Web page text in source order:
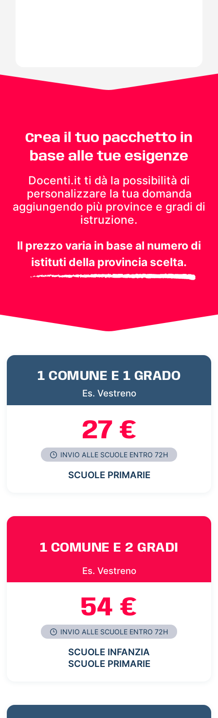
Crea il tuo pacchetto in
base alle tue esigenze
Docenti.it ti dà la possibilità di
personalizzare la tua domanda
aggiungendo più province e gradi di
istruzione.
Il prezzo varia in base al numero di
istituti della provincia scelta.
1 COMUNE E 1 GRADO
Es. Vestreno
27 €
INVIO ALLE SCUOLE ENTRO 72H
SCUOLE PRIMARIE
1 COMUNE E 2 GRADI
Es. Vestreno
54 €
INVIO ALLE SCUOLE ENTRO 72H
SCUOLE INFANZIA
SCUOLE PRIMARIE